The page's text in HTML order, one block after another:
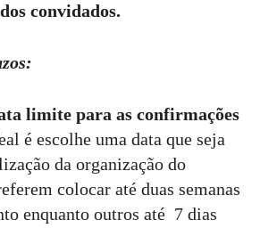
convidados.
limite para as confirmações
é escolhe uma data que seja
da organização do
colocar até duas semanas
enquanto outros até 7 dias